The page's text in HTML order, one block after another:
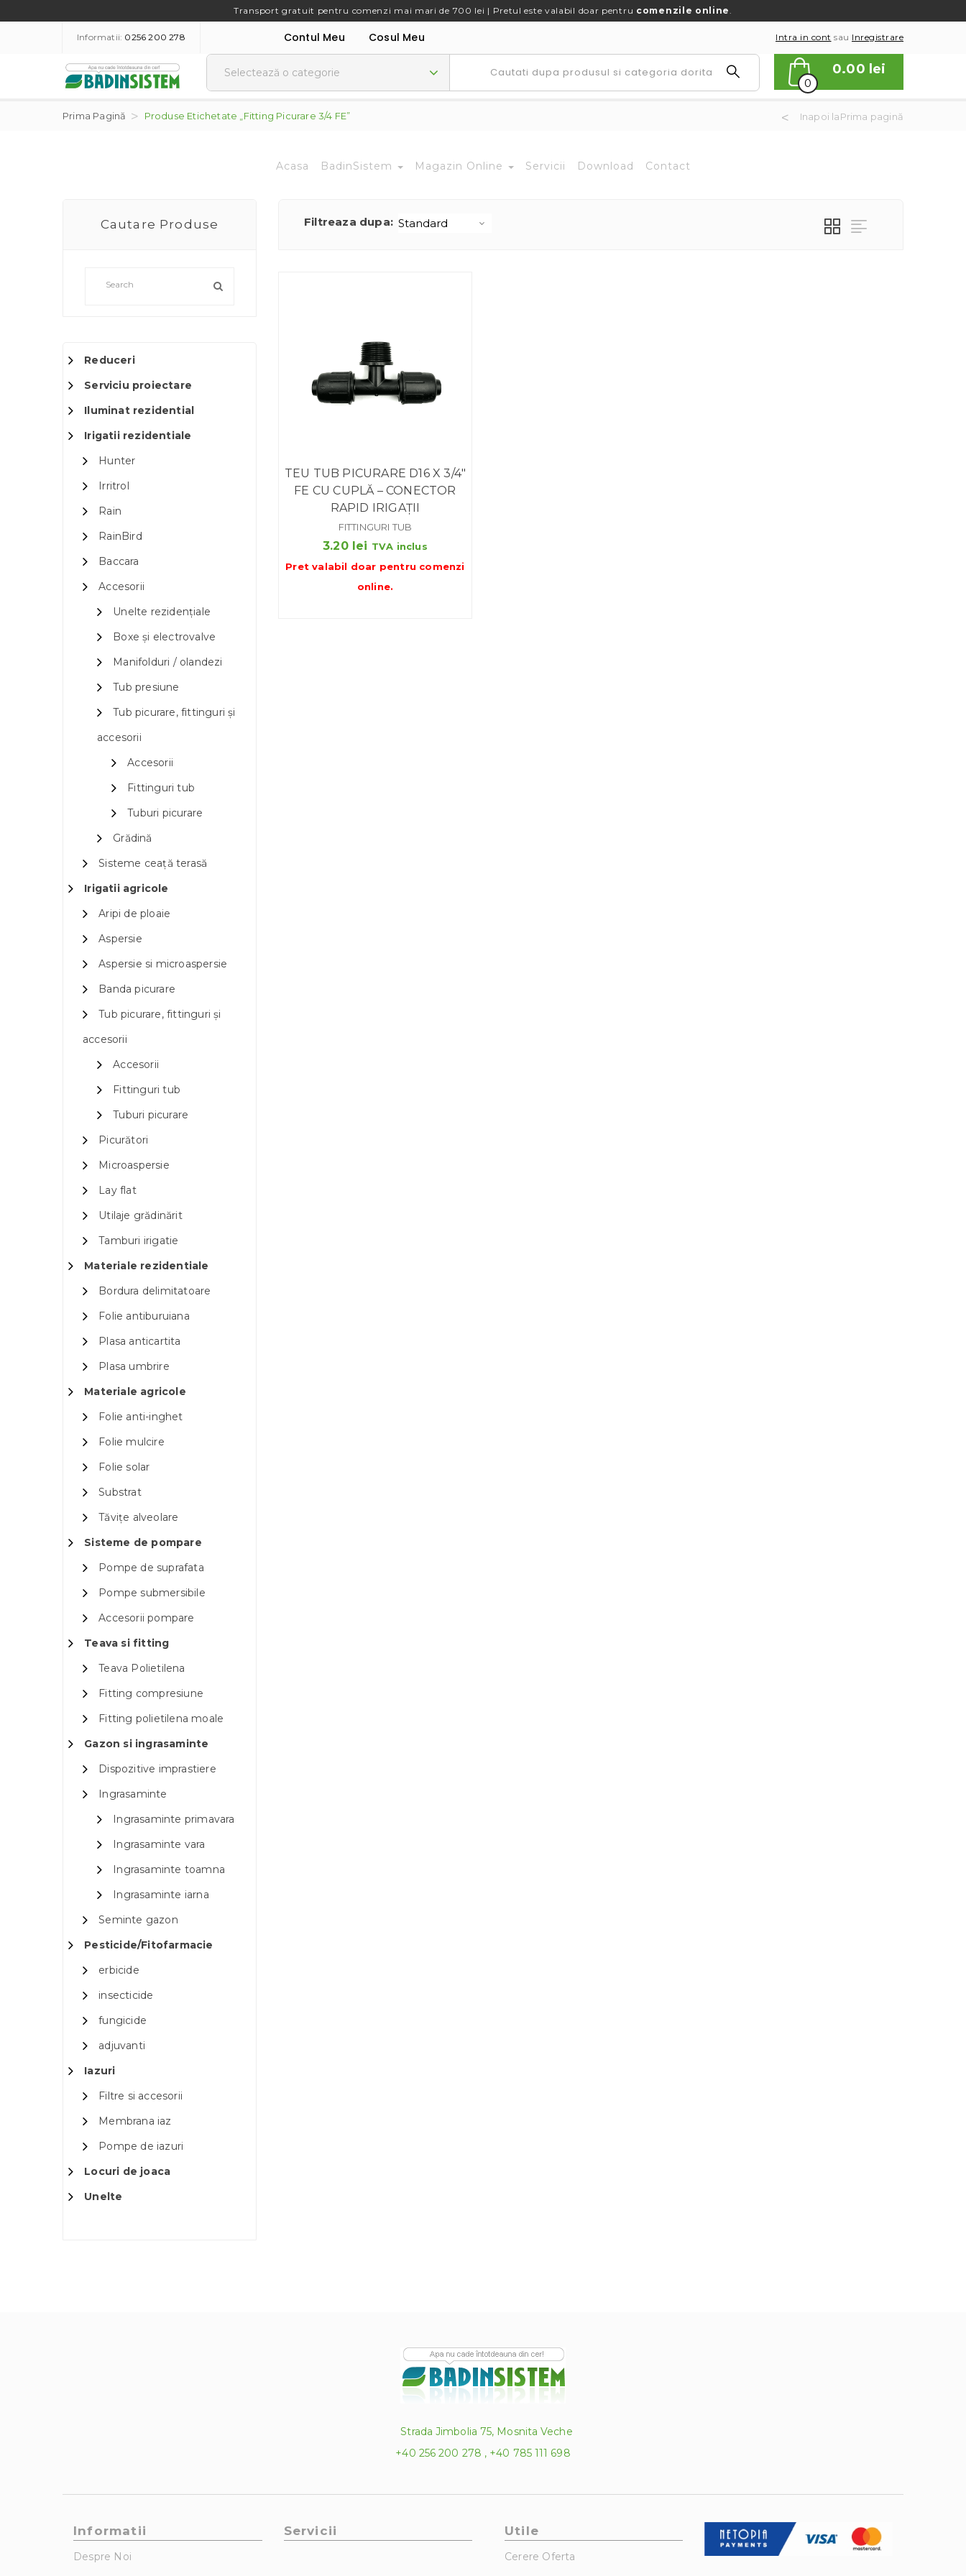
Transport gratuit pentru comenzi mai mari de 700 lei | Pretul este valabil doar pentru comenzile online.
Informatii: 0256 200 278 Contul Meu Cosul Meu Intra in cont sau Inregistrare
0
0.00 lei
Prima Pagină Produse Etichetate „fitting Picurare 3/4 FE” Inapoi laPrima pagină
Acasa BadinSistem Magazin Online Servicii Download Contact
Cautare Produse
Reduceri
Serviciu proiectare
Iluminat rezidential
Irigatii rezidentiale
Hunter
Irritrol
Rain
RainBird
Baccara
Accesorii
Unelte rezidențiale
Boxe și electrovalve
Manifolduri / olandezi
Tub presiune
Tub picurare, fittinguri și
accesorii
Accesorii
Fittinguri tub
Tuburi picurare
Grădină
Sisteme ceață terasă
Irigatii agricole
Aripi de ploaie
Aspersie
Aspersie si microaspersie
Banda picurare
Tub picurare, fittinguri și
accesorii
Accesorii
Fittinguri tub
Tuburi picurare
Picurători
Microaspersie
Lay flat
Utilaje grădinărit
Tamburi irigatie
Materiale rezidentiale
Bordura delimitatoare
Folie antiburuiana
Plasa anticartita
Plasa umbrire
Materiale agricole
Folie anti-inghet
Folie mulcire
Folie solar
Substrat
Tăvițe alveolare
Sisteme de pompare
Pompe de suprafata
Pompe submersibile
Accesorii pompare
Teava si fitting
Teava Polietilena
Fitting compresiune
Fitting polietilena moale
Gazon si ingrasaminte
Dispozitive imprastiere
Ingrasaminte
Ingrasaminte primavara
Ingrasaminte vara
Ingrasaminte toamna
Ingrasaminte iarna
Seminte gazon
Pesticide/Fitofarmacie
erbicide
insecticide
fungicide
adjuvanti
Iazuri
Filtre si accesorii
Membrana iaz
Pompe de iazuri
Locuri de joaca
Unelte
Filtreaza dupa:
TEU TUB PICURARE D16 X 3/4″
FE CU CUPLĂ – CONECTOR
RAPID IRIGAȚII
FITTINGURI TUB
3.20 lei TVA inclus
Pret valabil doar pentru comenzi
online.
Strada Jimbolia 75, Mosnita Veche
+40 256 200 278 , +40 785 111 698
Informatii
Despre Noi
Servicii Utile
Cerere Oferta